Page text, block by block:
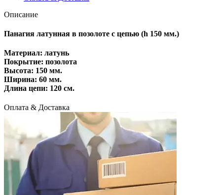
Описание
Панагия латунная в позолоте с цепью (h 150 мм.)
Материал: латунь
Покрытие: позолота
Высота: 150 мм.
Ширина: 60 мм.
Длина цепи: 120 см.
Оплата & Доставка